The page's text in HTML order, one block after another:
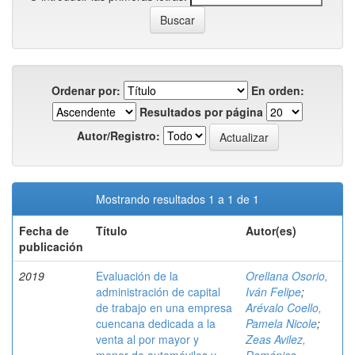
Ordenar por:
En orden:
Resultados por página
Autor/Registro:
Mostrando resultados 1 a 1 de 1
Fecha de
publicación
Título Autor(es)
2019
Evaluación de la
administración de capital
de trabajo en una empresa
cuencana dedicada a la
venta al por mayor y
Orellana Osorio,
Iván Felipe;
Arévalo Coello,
Pamela Nicole;
Zeas Avilez,